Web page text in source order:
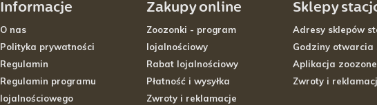
Informacje
O nas
Polityka prywatności
Regulamin
Regulamin programu
lojalnościowego
Zakupy online
Zoozonki - program
lojalnościowy
Rabat lojalnościowy
Płatność i wysyłka
Zwroty i reklamacje
Sklepy
Adresy sklepów
Godziny otwarcia
Aplikacja
Zwroty i